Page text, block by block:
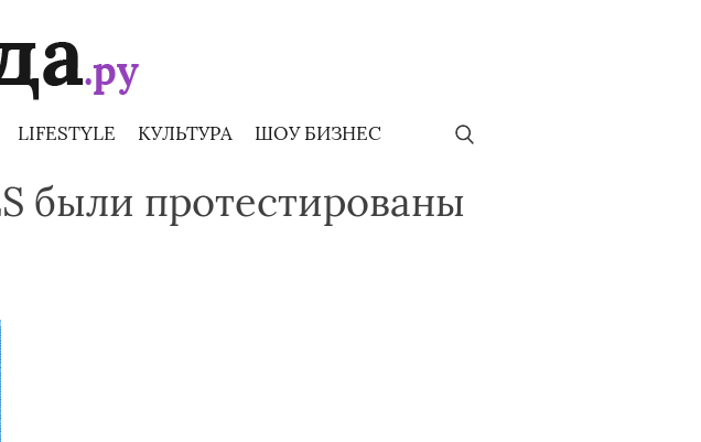
LIFESTYLE КУЛЬТУРА ШОУ БИЗНЕС
были протестированы